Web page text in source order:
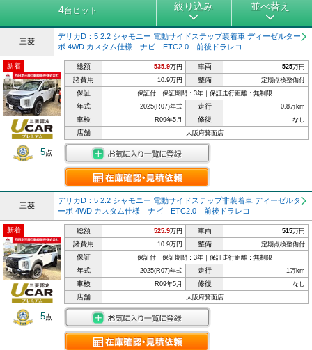
4台ヒット 絞り込み 並べ替え
三菱
デリカD：5 2.2 シャモニー 電動サイドステップ装着車 ディーゼルター
ボ 4WD カスタム仕様 ナビ ETC2.0 前後ドラレコ
新着
5点
総額 535.9万円 車両 525万円
諸費用 10.9万円 整備 定期点検整備付
保証 保証付｜保証期間：3年｜保証走行距離：無制限
年式 2025(R07)年式 走行 0.8万km
車検 R09年5月 修復 なし
店舗 大阪府箕面店
三菱
デリカD：5 2.2 シャモニー 電動サイドステップ非装着車 ディーゼルタ
ーボ 4WD カスタム仕様 ナビ ETC2.0 前後ドラレコ
新着
5点
総額 525.9万円 車両 515万円
諸費用 10.9万円 整備 定期点検整備付
保証 保証付｜保証期間：3年｜保証走行距離：無制限
年式 2025(R07)年式 走行 1万km
車検 R09年5月 修復 なし
店舗 大阪府箕面店